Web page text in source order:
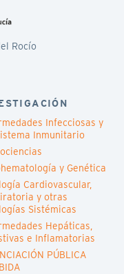
Rocío
Infecciosas y
Inmunitario
y Genética
Cardiovascular,
y otras
Sistémicas
Hepáticas,
e Inflamatorias
PÚBLICA